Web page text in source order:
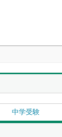
中学受験